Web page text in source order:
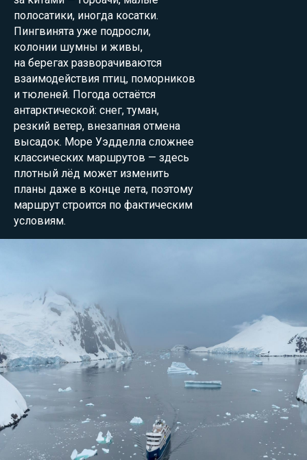
полосатики, иногда косатки.
Пингвинята уже подросли,
колонии шумны и живы,
на берегах разворачиваются
взаимодействия птиц, поморников
и тюленей. Погода остаётся
антарктической: снег, туман,
резкий ветер, внезапная отмена
высадок. Море Уэдделла сложнее
классических маршрутов — здесь
плотный лёд может изменить
планы даже в конце лета, поэтому
маршрут строится по фактическим
условиям.